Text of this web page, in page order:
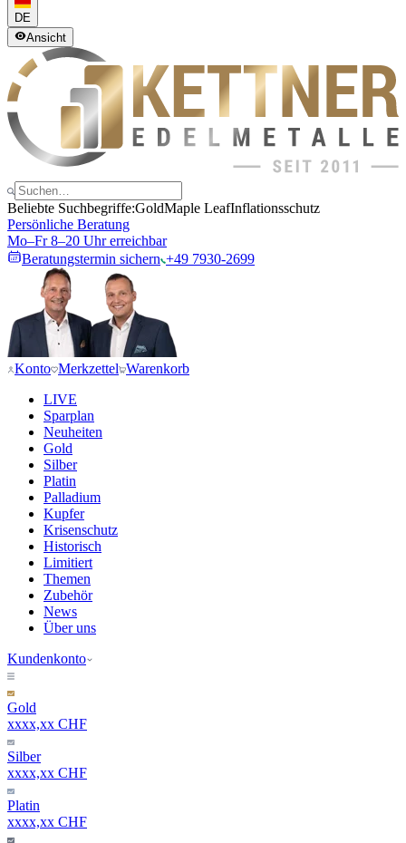
DE
Ansicht
Beliebte Suchbegriffe:GoldMaple LeafInflationsschutz
Persönliche Beratung
Mo–Fr 8–20 Uhr erreichbar
Beratungstermin sichern +49 7930-2699
Konto Merkzettel Warenkorb
LIVE
Sparplan
Neuheiten
Gold
Silber
Platin
Palladium
Kupfer
Krisenschutz
Historisch
Limitiert
Themen
Zubehör
News
Über uns
Kundenkonto
Gold
xxxx,xx CHF
Silber
xxxx,xx CHF
Platin
xxxx,xx CHF